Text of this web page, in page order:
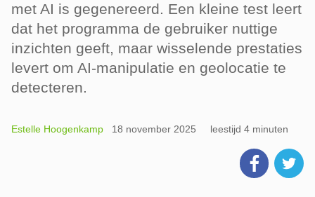
met AI is gegenereerd. Een kleine test leert
dat het programma de gebruiker nuttige
inzichten geeft, maar wisselende prestaties
levert om AI-manipulatie en geolocatie te
detecteren.
Estelle Hoogenkamp 18 november 2025 leestijd 4 minuten